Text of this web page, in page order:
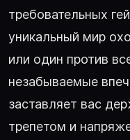
требовательных
уникальный мир
или один против
незабываемые
заставляет вас
трепетом и